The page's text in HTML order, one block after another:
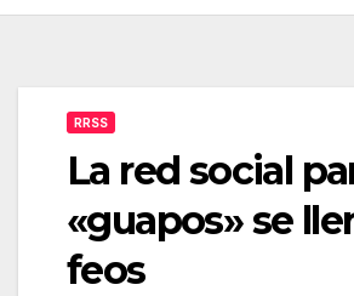
RRSS
La red social
«guapos» se
feos